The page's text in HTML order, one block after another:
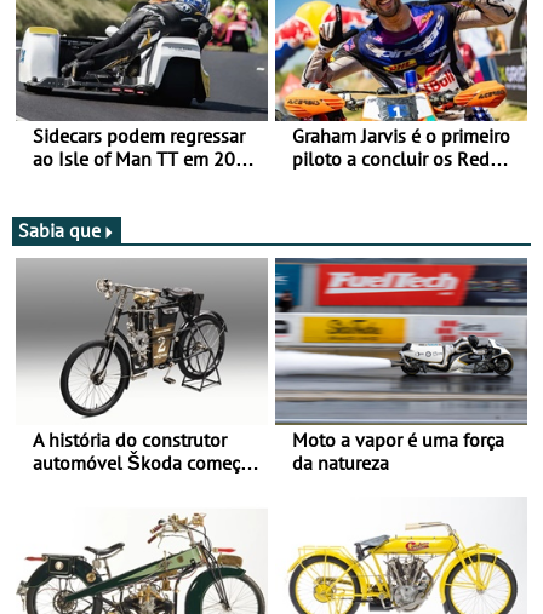
Lite
Sidecars podem regressar
ao Isle of Man TT em 2027
Graham Jarvis é o primeiro
piloto a concluir os Red
Sabia que
A história do construtor
automóvel Škoda começou
Moto a vapor é uma força
da natureza